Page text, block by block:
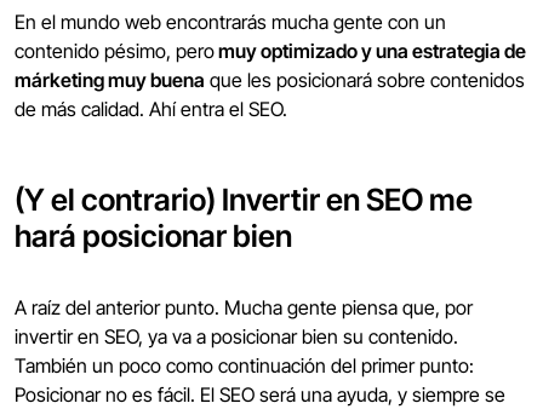
En el mundo web encontrarás mucha gente con un
contenido pésimo, peromuy optimizado y una estrategia de
márketing muy buena que les posicionará sobre contenidos
de más calidad. Ahí entra el SEO.
(Y el contrario) Invertir en SEO me
hará posicionar bien
A raíz del anterior punto. Mucha gente piensa que, por
invertir en SEO, ya va a posicionar bien su contenido.
También un poco como continuación del primer punto:
Posicionar no es fácil. El SEO será una ayuda, y siempre se